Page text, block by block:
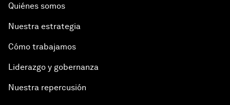
Quiénes somos
Nuestra estrategia
Cómo trabajamos
Liderazgo y gobernanza
Nuestra repercusión